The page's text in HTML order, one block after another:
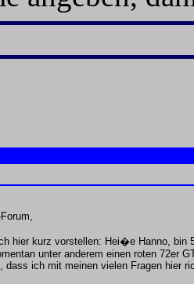
hier kurz vorstellen: Hei�e Hanno, bin
unter anderem einen roten 72er
dass ich mit meinen vielen Fragen hier